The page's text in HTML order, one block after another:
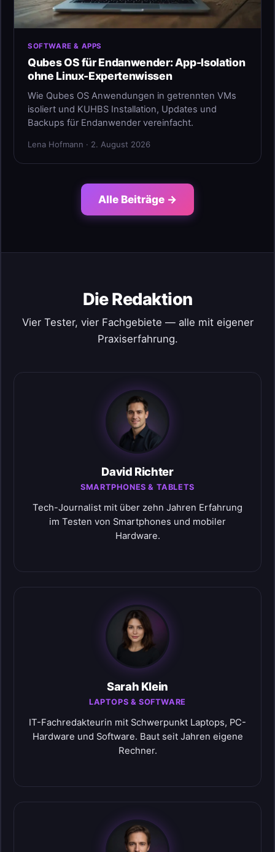
SOFTWARE & APPS
Qubes OS für Endanwender: App-Isolation
ohne Linux-Expertenwissen
Wie Qubes OS Anwendungen in getrennten VMs
isoliert und KUHBS Installation, Updates und
Backups für Endanwender vereinfacht.
Lena Hofmann · 2. August 2026
Alle Beiträge →
Die Redaktion
Vier Tester, vier Fachgebiete — alle mit eigener
Praxiserfahrung.
David Richter
SMARTPHONES & TABLETS
Tech-Journalist mit über zehn Jahren Erfahrung
im Testen von Smartphones und mobiler
Hardware.
Sarah Klein
LAPTOPS & SOFTWARE
IT-Fachredakteurin mit Schwerpunkt Laptops, PC-
Hardware und Software. Baut seit Jahren eigene
Rechner.